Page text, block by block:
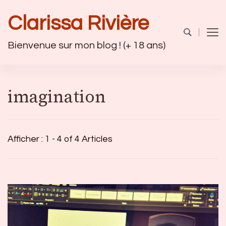
Clarissa Rivière
Bienvenue sur mon blog ! (+ 18 ans)
imagination
Afficher : 1 - 4 of 4 Articles